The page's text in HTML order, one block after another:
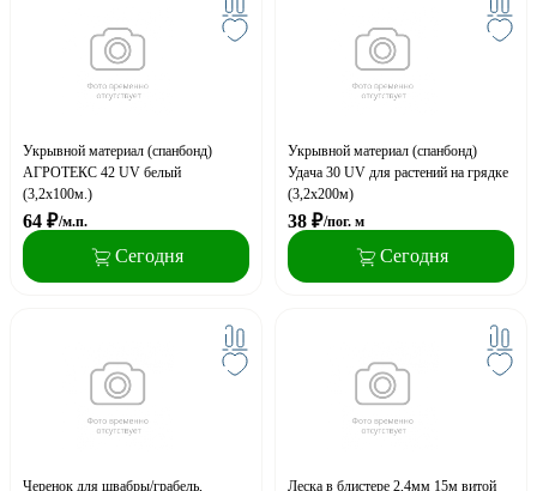
Укрывной материал (спанбонд)
АГРОТЕКС 42 UV белый
(3,2х100м.)
64 ₽/м.п.
Сегодня
Укрывной материал (спанбонд)
Удача 30 UV для растений на грядке
(3,2х200м)
38 ₽/пог. м
Сегодня
Черенок для швабры/грабель,
Леска в блистере 2,4мм 15м витой